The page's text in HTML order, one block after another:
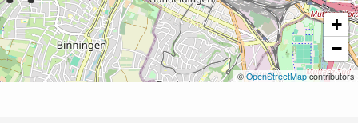
+
−
©OpenStreetMapcontributors